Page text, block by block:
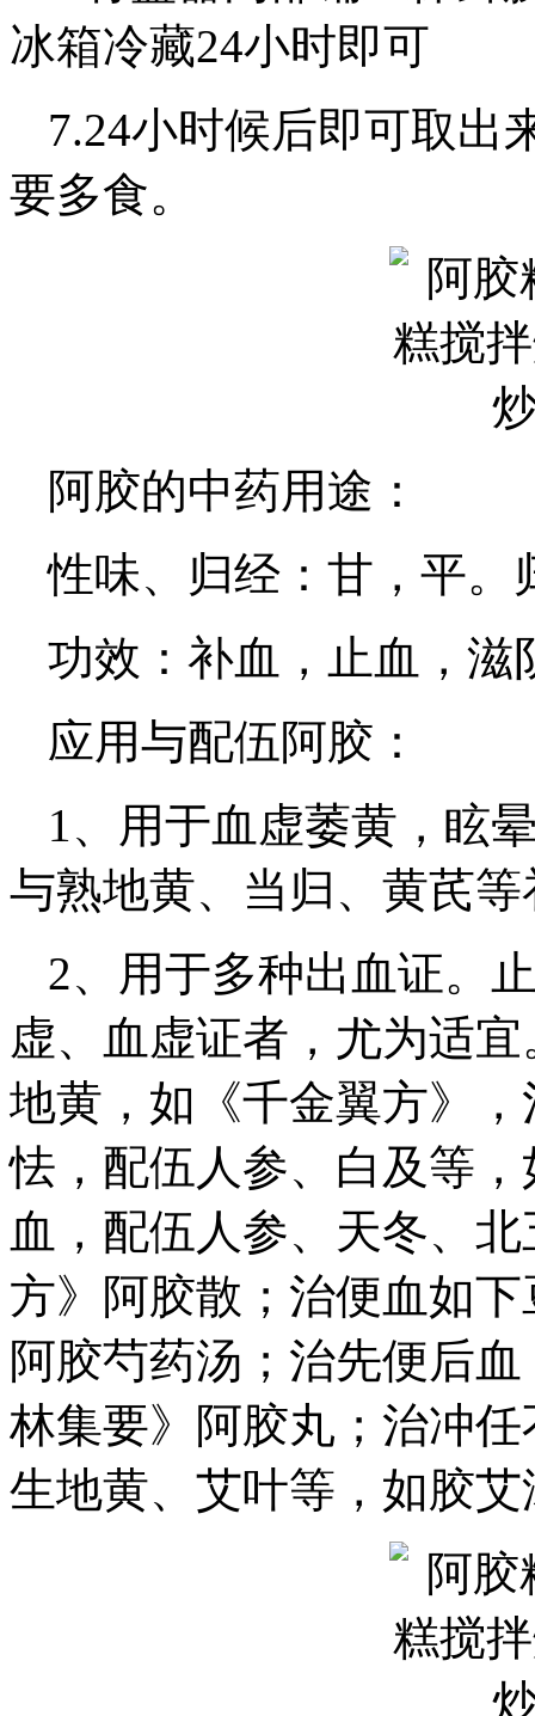
冰箱冷藏24小时即可
7.24小时候后即可取出
要多食。
阿胶的中药用途：
性味、归经：甘，平。
功效：补血，止血，滋
应用与配伍阿胶：
1、用于血虚萎黄，眩
与熟地黄、当归、黄芪
2、用于多种出血证。
虚、血虚证者，尤为适
地黄，如《千金翼方》
怯，配伍人参、白及等
血，配伍人参、天冬、
方》阿胶散；治便血如
阿胶芍药汤；治先便后
林集要》阿胶丸；治冲
生地黄、艾叶等，如胶艾